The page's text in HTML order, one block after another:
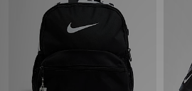
MENSAGENS
MY JD
BLOG